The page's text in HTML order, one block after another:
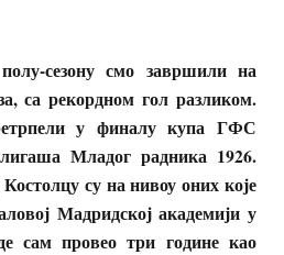
сезону смо завршили на
са рекордном гол разликом.
у финалу купа ГФС
Младог радника 1926.
су на нивоу оних које
Мадридској академији у
сам провео три године као